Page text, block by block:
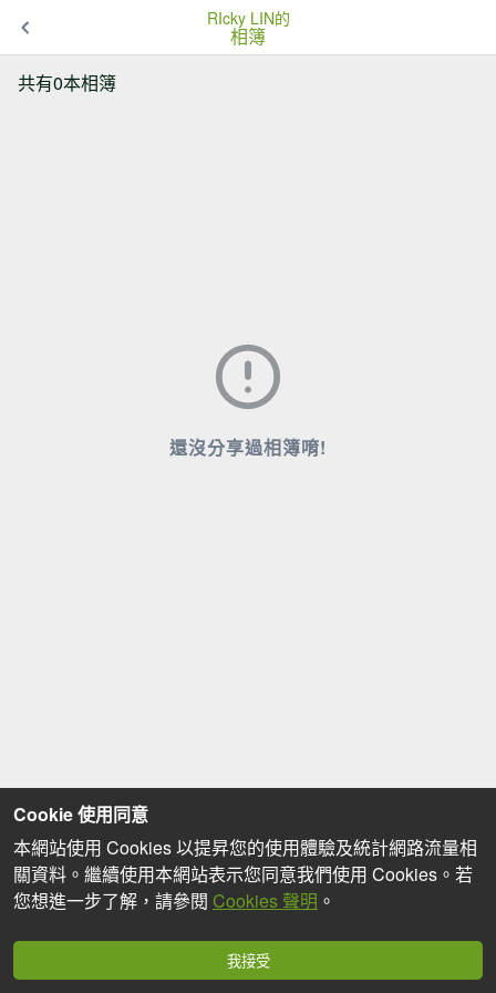
RIcky LIN的
相簿
共有0本相簿
還沒分享過相簿唷!
Cookie 使用同意
本網站使用 Cookies 以提昇您的使用體驗及統計網路流量相
關資料。繼續使用本網站表示您同意我們使用 Cookies。若
您想進一步了解，請參閱 Cookies 聲明 。
我接受